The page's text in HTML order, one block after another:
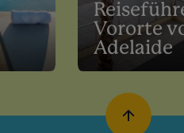
Vororte
Adelaide